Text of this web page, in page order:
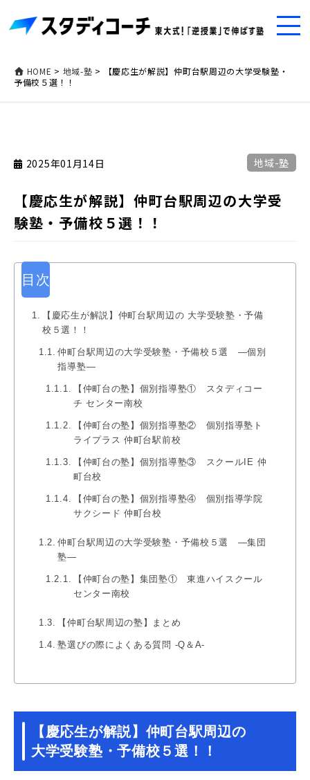
HOME > 地域-塾 >
【慶応生が解説】仲町台駅周辺の大学受験塾・
予備校５選！！
2025年01月14日 地域-塾
【慶応生が解説】仲町台駅周辺の大学受
験塾・予備校５選！！
目次
【慶応生が解説】仲町台駅周辺の 大学受験塾・予備
校５選！！
仲町台駅周辺の大学受験塾・予備校５選 ―個別
指導塾―
【仲町台の塾】個別指導塾① スタディコー
チ センター南校
【仲町台の塾】個別指導塾② 個別指導塾ト
ライプラス 仲町台駅前校
【仲町台の塾】個別指導塾③ スクールIE 仲
町台校
【仲町台の塾】個別指導塾④ 個別指導学院
サクシード 仲町台校
仲町台駅周辺の大学受験塾・予備校５選 ―集団
塾―
【仲町台の塾】集団塾① 東進ハイスクール
センター南校
【仲町台駅周辺の塾】まとめ
塾選びの際によくある質問 -Q＆A-
【慶応生が解説】仲町台駅周辺の
大学受験塾・予備校５選！！